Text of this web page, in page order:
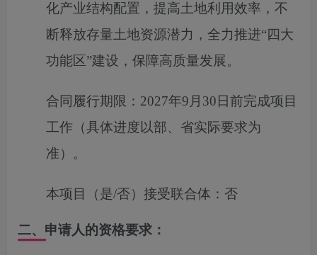
化产业结构配置，提高土地利用效率，不
断释放存量土地资源潜力，全力推进“四大
功能区”建设，保障高质量发展。
合同履行期限： 2027年9月30日前完成项目
工作（具体进度以部、省实际要求为
准）。
本项目（是/否）接受联合体： 否
二、申请人的资格要求：